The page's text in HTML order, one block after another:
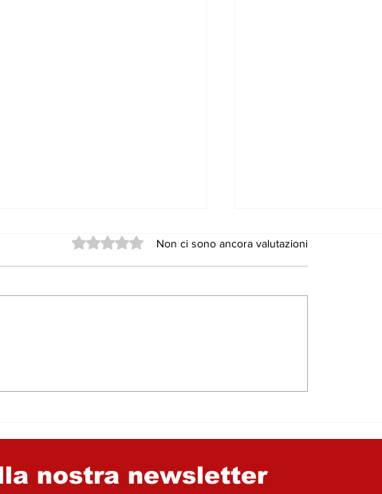
chi sono i
COMUNALI E GLI
Valutazione 0 stelle su 5.Non ci sono ancora valutazioni
nostra newsletter